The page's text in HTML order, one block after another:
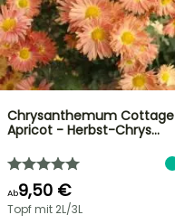
Chrysanthemum Cottage
Apricot - Herbst-Chrys…
Ab9,50 €
Topf mit 2L/3L